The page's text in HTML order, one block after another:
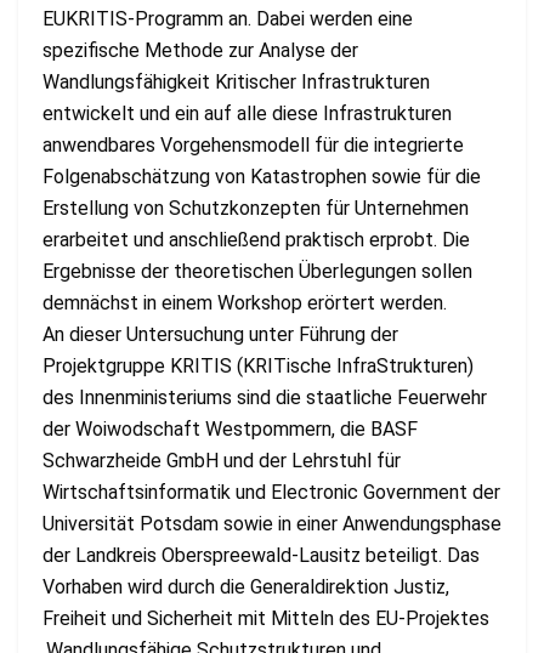
EUKRITIS-Programm an. Dabei werden eine
spezifische Methode zur Analyse der
Wandlungsfähigkeit Kritischer Infrastrukturen
entwickelt und ein auf alle diese Infrastrukturen
anwendbares Vorgehensmodell für die integrierte
Folgenabschätzung von Katastrophen sowie für die
Erstellung von Schutzkonzepten für Unternehmen
erarbeitet und anschließend praktisch erprobt. Die
Ergebnisse der theoretischen Überlegungen sollen
demnächst in einem Workshop erörtert werden.
An dieser Untersuchung unter Führung der
Projektgruppe KRITIS (KRITische InfraStrukturen)
des Innenministeriums sind die staatliche Feuerwehr
der Woiwodschaft Westpommern, die BASF
Schwarzheide GmbH und der Lehrstuhl für
Wirtschaftsinformatik und Electronic Government der
Universität Potsdam sowie in einer Anwendungsphase
der Landkreis Oberspreewald-Lausitz beteiligt. Das
Vorhaben wird durch die Generaldirektion Justiz,
Freiheit und Sicherheit mit Mitteln des EU-Projektes